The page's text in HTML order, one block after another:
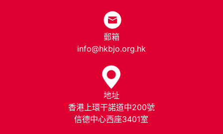
郵箱
info@hkbjo.org.hk
地址
香港上環干諾道中200號
信德中心西座3401室